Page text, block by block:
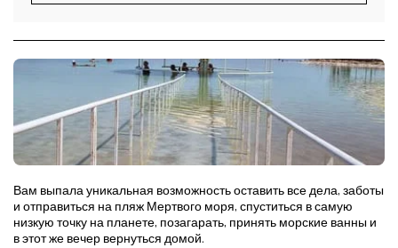
Вам выпала уникальная возможность оставить все дела, заботы
и отправиться на пляж Мертвого моря, спуститься в самую
низкую точку на планете, позагарать, принять морские ванны и
в этот же вечер вернуться домой.